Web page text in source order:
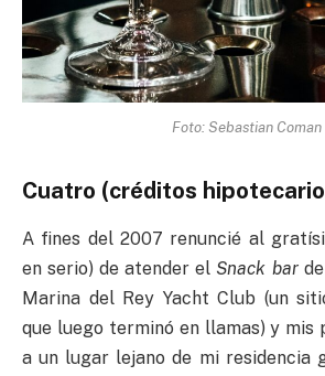
Foto: Sebastian Coman
Cuatro (créditos
A fines del 2007 renuncié al
en serio) de atender el Snack barde
Marina del Rey Yacht Club (un
que luego terminó en llamas) y mis
a un lugar lejano de mi residencia